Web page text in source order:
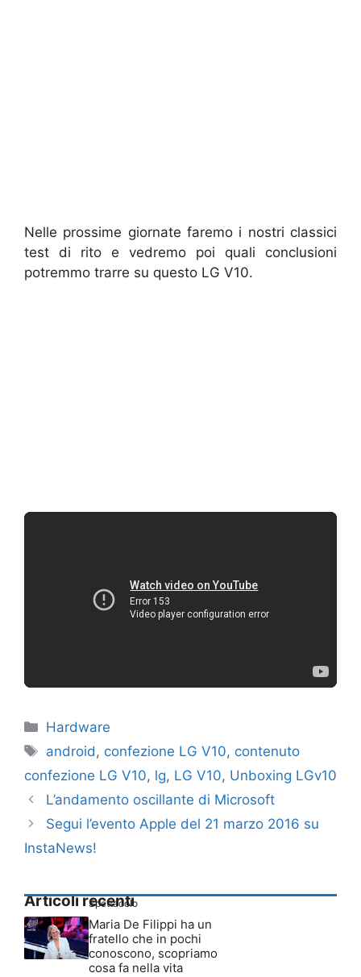
Nelle prossime giornate faremo i nostri classici
test di rito e vedremo poi quali conclusioni
potremmo trarre su questo LG V10.
Categorie
Hardware
Tag
android, confezione LG V10, contenuto
confezione LG V10, lg, LG V10, Unboxing LGv10
L’andamento oscillante di Microsoft
Segui l’evento Apple del 21 marzo 2016 su
InstaNews!
Articoli recenti
Spettacolo
Maria De Filippi ha un
fratello che in pochi
conoscono, scopriamo
cosa fa nella vita